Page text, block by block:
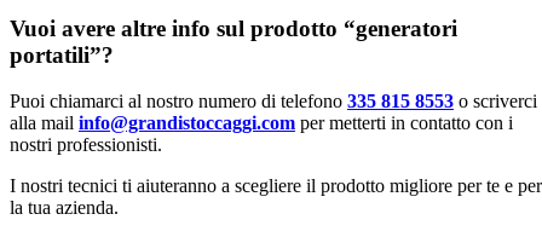
Vuoi avere altre info sul prodotto “generatori
portatili”?
Puoi chiamarci al nostro numero di telefono 335 815 8553 o scriverci
alla mail info@grandistoccaggi.com per metterti in contatto con i
nostri professionisti.
I nostri tecnici ti aiuteranno a scegliere il prodotto migliore per te e per
la tua azienda.